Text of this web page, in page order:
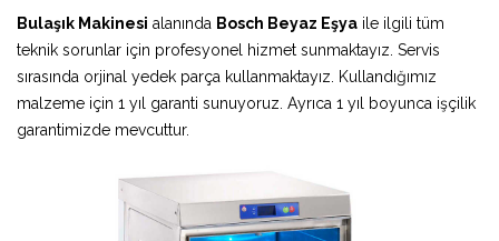
Bulaşık Makinesi alanında Bosch Beyaz Eşya ile ilgili tüm
teknik sorunlar için profesyonel hizmet sunmaktayız. Servis
sırasında orjinal yedek parça kullanmaktayız. Kullandığımız
malzeme için 1 yıl garanti sunuyoruz. Ayrıca 1 yıl boyunca işçilik
garantimizde mevcuttur.